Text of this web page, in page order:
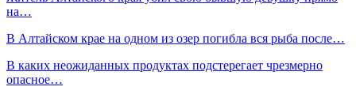
на…
В Алтайском крае на одном из озер погибла вся рыба после…
В каких неожиданных продуктах подстерегает чрезмерно
опасное…